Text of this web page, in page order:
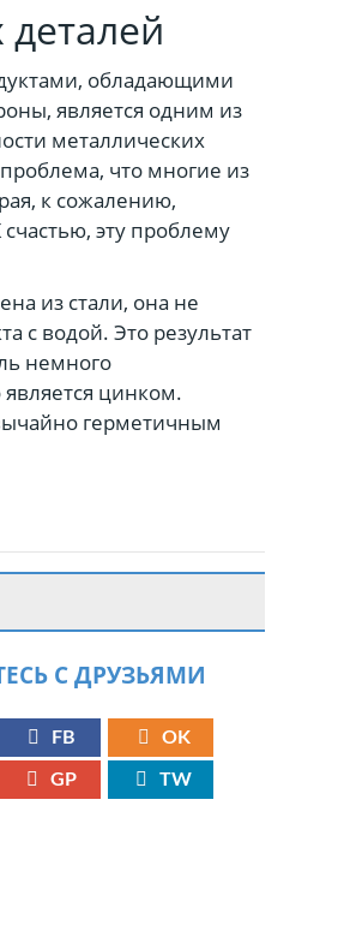
обладающими
является одним из
металлических
что многие из
к сожалению,
эту проблему
из стали, она не
с водой. Это результат
немного
цинком.
герметичным
С ДРУЗЬЯМИ
FB OK
GP TW